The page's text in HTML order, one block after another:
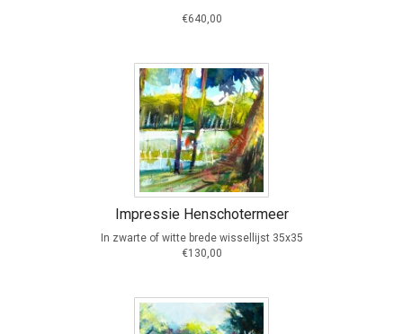
€640,00
Impressie Henschotermeer
In zwarte of witte brede wissellijst 35x35
€130,00